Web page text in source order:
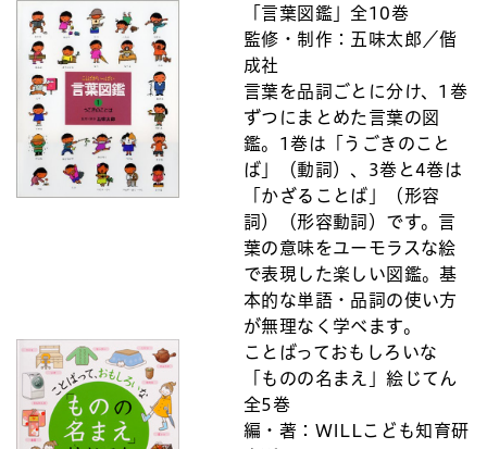
「言葉図鑑」全10巻
監修・制作：五味太郎／偕
成社
言葉を品詞ごとに分け、1巻
ずつにまとめた言葉の図
鑑。1巻は「うごきのこと
ば」（動詞）、3巻と4巻は
「かざることば」（形容
詞）（形容動詞）です。言
葉の意味をユーモラスな絵
で表現した楽しい図鑑。基
本的な単語・品詞の使い方
が無理なく学べます。
ことばっておもしろいな
「ものの名まえ」絵じてん
全5巻
編・著：WILLこども知育研